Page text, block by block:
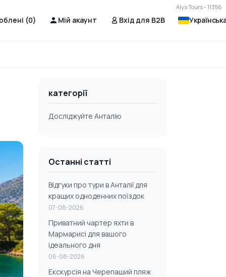
Alys Tours - 11356
(0) Мій акаунт Вхід для B2B
категорії
Досліджуйте Анталію
Останні статті
Відгуки про тури в Анталії для
кращих одноденних поїздок
07-08-2026
Приватний чартер яхти в
Мармарисі для вашого
ідеального дня
06-08-2026
Екскурсія на Черепаший пляж